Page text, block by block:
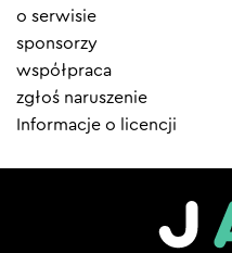
menu
o serwisie
sponsorzy
współpraca
zgłoś naruszenie
Informacje o licencji